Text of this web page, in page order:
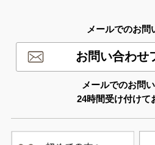
メールでのお問
お問い合わせ
メールでのお問
24時間受け付けて